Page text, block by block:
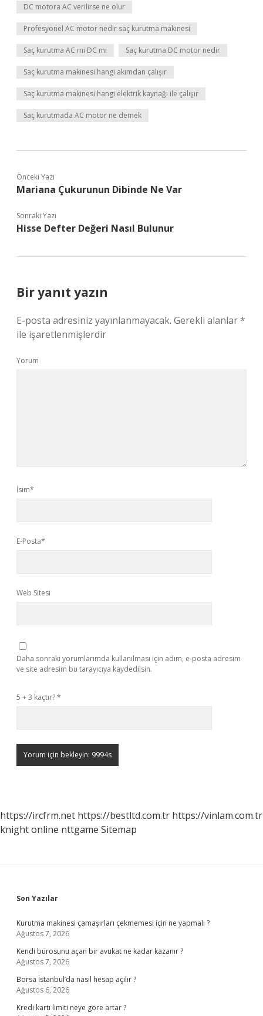
DC motora AC verilirse ne olur
Profesyonel AC motor nedir saç kurutma makinesi
Saç kurutma AC mi DC mi Saç kurutma DC motor nedir
Saç kurutma makinesi hangi akımdan çalışır
Saç kurutma makinesi hangi elektrik kaynağı ile çalışır
Saç kurutmada AC motor ne demek
Önceki Yazı
Mariana Çukurunun Dibinde Ne Var
Sonraki Yazı
Hisse Defter Değeri Nasıl Bulunur
Bir yanıt yazın
E-posta adresiniz yayınlanmayacak. Gerekli alanlar*
ile işaretlenmişlerdir
Yorum
İsim*
E-Posta*
Web Sitesi
Daha sonraki yorumlarımda kullanılması için adım, e-posta adresim
ve site adresim bu tarayıcıya kaydedilsin.
5 + 3 kaçtır?*
https://ircfrm.net https://bestltd.com.tr https://vinlam.com.tr
knight online nttgame Sitemap
Sidebar
Son Yazılar
Kurutma makinesi çamaşırları çekmemesi için ne yapmalı ?
Ağustos 7, 2026
Kendi bürosunu açan bir avukat ne kadar kazanır ?
Ağustos 7, 2026
Borsa İstanbul’da nasıl hesap açılır ?
Ağustos 6, 2026
Kredi kartı limiti neye göre artar ?